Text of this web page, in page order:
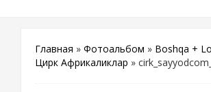
Главная » Фотоальбом » Boshqa +
Цирк Африкаликлар »